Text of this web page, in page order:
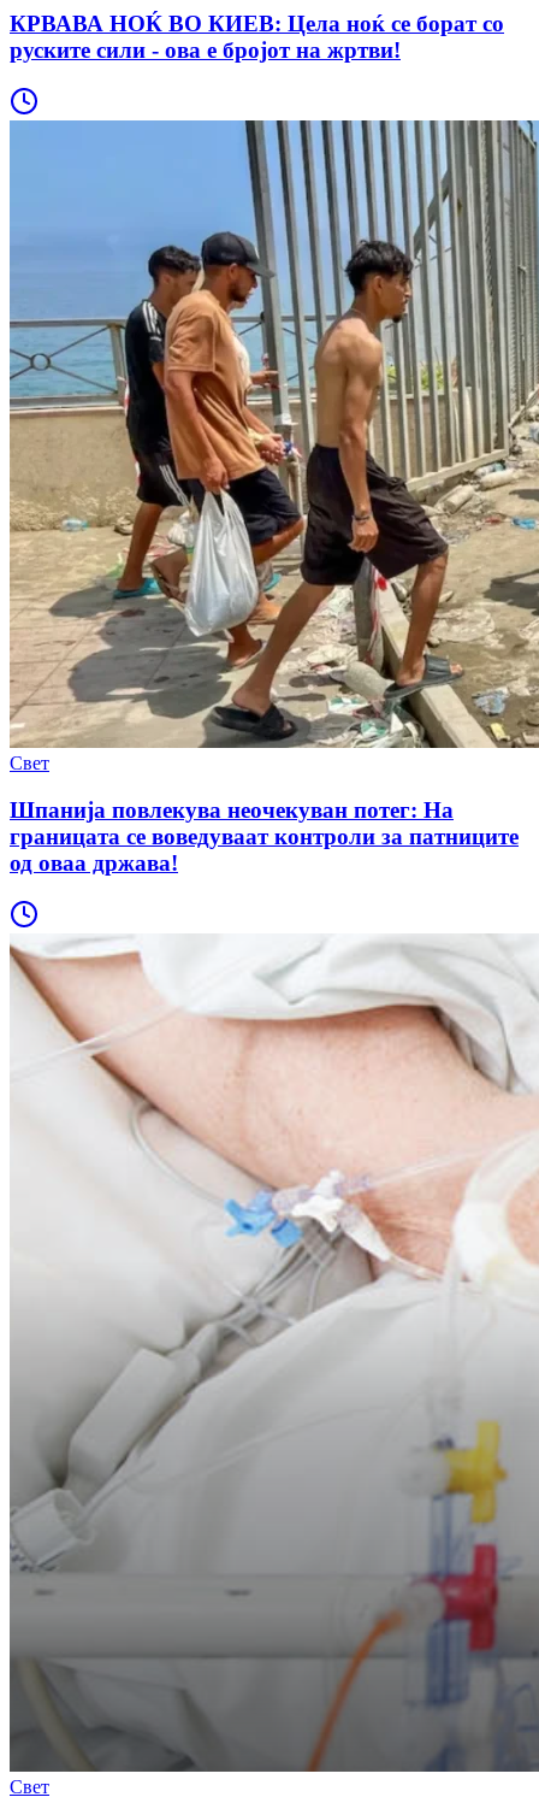
КРВАВА НОЌ ВО КИЕВ: Цела ноќ се борат со
руските сили - ова е бројот на жртви!
Свет
Шпанија повлекува неочекуван потег: На
границата се воведуваат контроли за патниците
од оваа држава!
Свет